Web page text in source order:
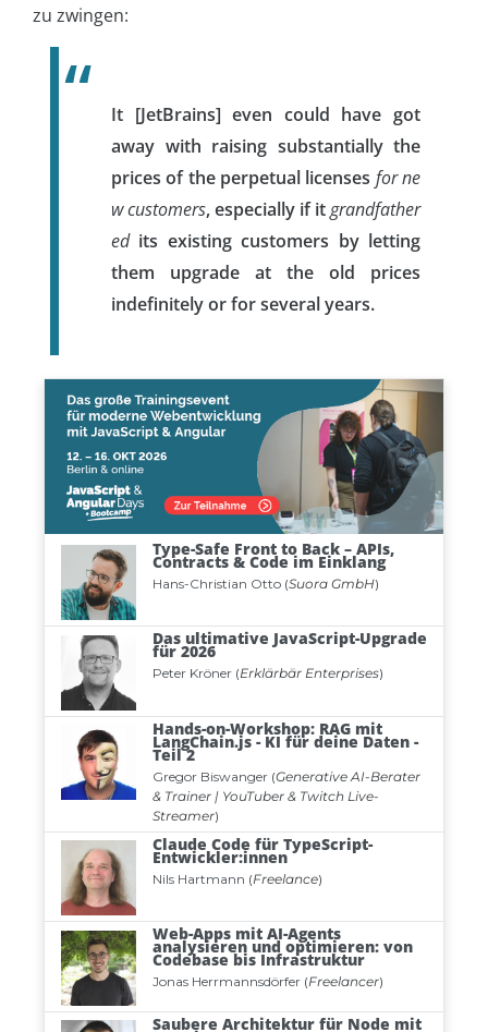
zu zwingen:
It [JetBrains] even could have got
away with raising substantially the
prices of the perpetual licenses for ne
w customers, especially if itgrandfather
edits existing customers by letting
them upgrade at the old prices
indefinitely or for several years.